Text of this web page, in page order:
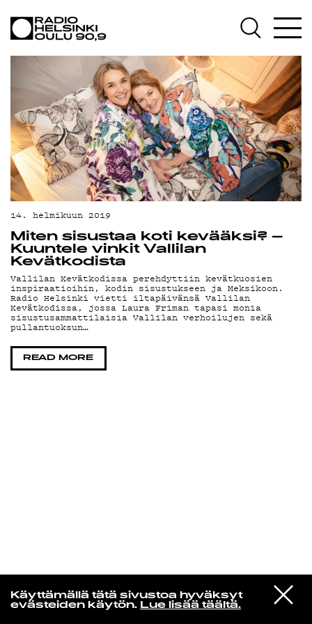
Käyttämällä tätä sivustoa hyväksyt
evästeiden käytön. Lue lisää täältä.
VIESTI
STUDIOON
Tasavallan presidentti
Last Quarters
AJANKOHTAISTA
OHJELMAT
TEKIJÄT
ON-DEMAND
PODCAST
MAINOSTA
YHTEYSTIEDOT
G LIVELAB
YSTÄVÄKLUBI
TIETOSUOJA
14. helmikuun 2019
Miten sisustaa koti kevääksi? –
Kuuntele vinkit Vallilan
Kevätkodista
Vallilan Kevätkodissa perehdyttiin kevätkuosien
inspiraatioihin, kodin sisustukseen ja Meksikoon.
Radio Helsinki vietti iltapäivänsä Vallilan
Kevätkodissa, jossa Laura Friman tapasi monia
sisustusammattilaisia Vallilan verhoilujen sekä
pullantuoksun…
READ MORE